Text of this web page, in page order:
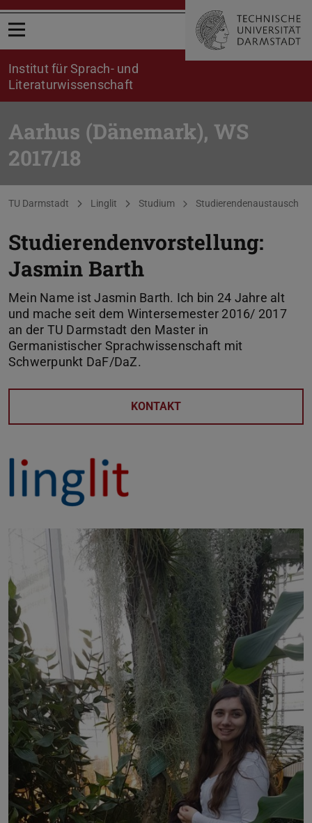
Menü öffnen
Institut für Sprach- und
Literaturwissenschaft
Aarhus (Dänemark), WS
2017/18
Sie befinden sich hier:
TU Darmstadt Linglit Studium Studierendenaustausch
Studierendenvorstellung:
Jasmin Barth
Mein Name ist Jasmin Barth. Ich bin 24 Jahre alt
und mache seit dem Wintersemester 2016/ 2017
an der TU Darmstadt den Master in
Germanistischer Sprachwissenschaft mit
Schwerpunkt DaF/DaZ.
KONTAKT